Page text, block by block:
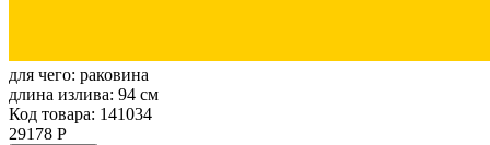
для чего: раковина
длина излива: 94 см
Код товара: 141034
29178 Р